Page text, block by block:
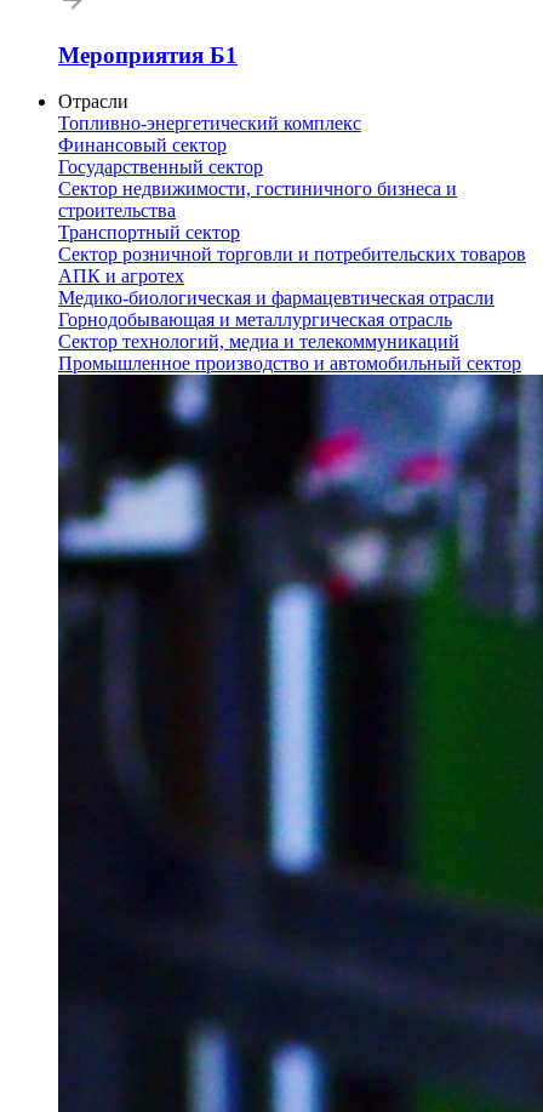
Мероприятия Б1
Отрасли
Топливно-энергетический комплекс
Финансовый сектор
Государственный сектор
Сектор недвижимости, гостиничного бизнеса и
строительства
Транспортный сектор
Сектор розничной торговли и потребительских товаров
АПК и агротех
Медико-биологическая и фармацевтическая отрасли
Горнодобывающая и металлургическая отрасль
Сектор технологий, медиа и телекоммуникаций
Промышленное производство и автомобильный сектор